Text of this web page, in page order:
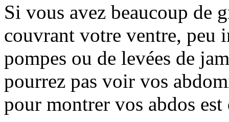
Si vous avez beaucoup de
couvrant votre ventre, peu
pompes ou de levées de
pourrez pas voir vos
pour montrer vos abdos